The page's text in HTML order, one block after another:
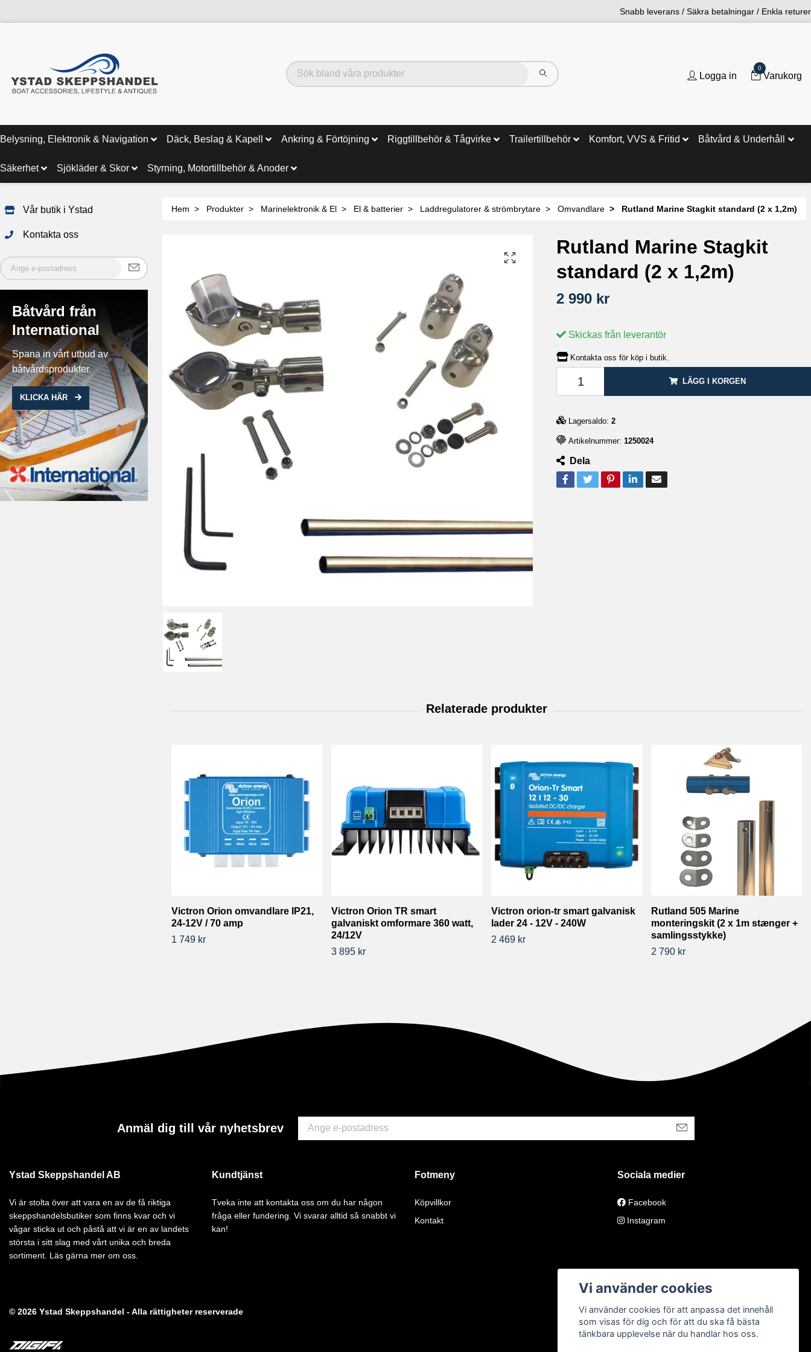
Snabb leverans / Säkra betalningar / Enkla returer
Logga in
0
Varukorg
Belysning, Elektronik & Navigation Däck, Beslag & Kapell Ankring & Förtöjning Riggtillbehör & Tågvirke Trailertillbehör Komfort, VVS & Fritid Båtvård & Underhåll
Säkerhet Sjökläder & Skor Styrning, Motortillbehör & Anoder
Vår butik i Ystad
Kontakta oss
Båtvård från
International
Spana in vårt utbud av
båtvårdsprodukter.
KLICKA HÄR
Hem Produkter Marinelektronik & El El & batterier Laddregulatorer & strömbrytare Omvandlare Rutland Marine Stagkit standard (2 x 1,2m)
Rutland Marine Stagkit
standard (2 x 1,2m)
2 990 kr
Skickas från leverantör
Kontakta oss för köp i butik.
LÄGG I KORGEN
Lagersaldo: 2
Artikelnummer: 1250024
Dela
Victron Orion omvandlare IP21,
24-12V / 70 amp
1 749 kr
Victron Orion TR smart
galvaniskt omformare 360 watt,
24/12V
3 895 kr
Victron orion-tr smart galvanisk
lader 24 - 12V - 240W
2 469 kr
Rutland 505 Marine
monteringskit (2 x 1m stænger +
samlingsstykke)
2 790 kr
Anmäl dig till vår nyhetsbrev
Ystad Skeppshandel AB
Vi är stolta över att vara en av de få riktiga
skeppshandelsbutiker som finns kvar och vi
vågar sticka ut och påstå att vi är en av landets
största i sitt slag med vårt unika och breda
sortiment. Läs gärna mer om oss.
Kundtjänst
Tveka inte att kontakta oss om du har någon
fråga eller fundering. Vi svarar alltid så snabbt vi
kan!
Fotmeny
Köpvillkor
Kontakt
Sociala medier
Facebook
Instagram
© 2026 Ystad Skeppshandel - Alla rättigheter reserverade
Vi använder cookies
Vi använder cookies för att anpassa det innehåll
som visas för dig och för att du ska få bästa
tänkbara upplevelse när du handlar hos oss.